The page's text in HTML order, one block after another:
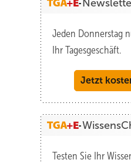
Jeden Donnerstag
Ihr Tagesgeschäft.
Jetzt
Testen Sie Ihr